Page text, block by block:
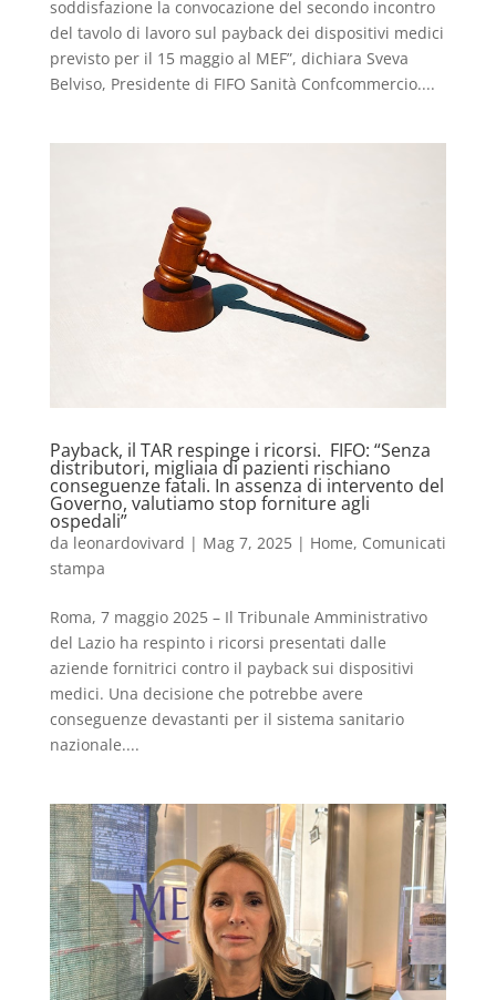
soddisfazione la convocazione del secondo incontro
del tavolo di lavoro sul payback dei dispositivi medici
previsto per il 15 maggio al MEF”, dichiara Sveva
Belviso, Presidente di FIFO Sanità Confcommercio....
Payback, il TAR respinge i ricorsi. FIFO: “Senza
distributori, migliaia di pazienti rischiano
conseguenze fatali. In assenza di intervento del
Governo, valutiamo stop forniture agli
ospedali”
da leonardovivard | Mag 7, 2025| Home, Comunicati
stampa
Roma, 7 maggio 2025 – Il Tribunale Amministrativo
del Lazio ha respinto i ricorsi presentati dalle
aziende fornitrici contro il payback sui dispositivi
medici. Una decisione che potrebbe avere
conseguenze devastanti per il sistema sanitario
nazionale....